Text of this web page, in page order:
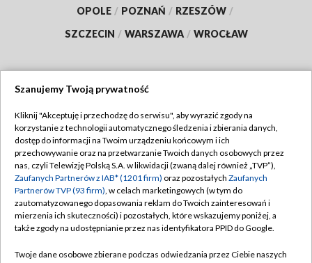
OPOLE / POZNAŃ / RZESZÓW /
SZCZECIN / WARSZAWA / WROCŁAW
TVP
Abonament TVP
Emisja w TVP
Centrum informacji TVP
Naziemna Telewizja Cyfrowa
Regulamin TVP
Polityka prywatności
Moje zgody
Pomoc
Szanujemy Twoją prywatność
Kliknij "Akceptuję i przechodzę do serwisu", aby wyrazić zgody na
korzystanie z technologii automatycznego śledzenia i zbierania danych,
dostęp do informacji na Twoim urządzeniu końcowym i ich
przechowywanie oraz na przetwarzanie Twoich danych osobowych przez
nas, czyli Telewizję Polską S.A. w likwidacji (zwaną dalej również „TVP”),
Zaufanych Partnerów z IAB* (1201 firm) oraz pozostałych Zaufanych
Partnerów TVP (93 firm), w celach marketingowych (w tym do
zautomatyzowanego dopasowania reklam do Twoich zainteresowań i
mierzenia ich skuteczności) i pozostałych, które wskazujemy poniżej, a
także zgody na udostępnianie przez nas identyfikatora PPID do Google.
Twoje dane osobowe zbierane podczas odwiedzania przez Ciebie naszych